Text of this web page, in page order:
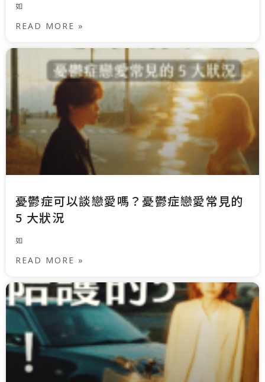
如
READ MORE »
憂鬱症可以談戀愛嗎？憂鬱症戀愛常見的
5 大狀況
如
READ MORE »